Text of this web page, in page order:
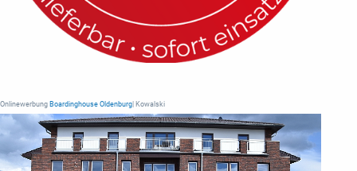
Onlinewerbung Boardinghouse Oldenburg | Kowalski